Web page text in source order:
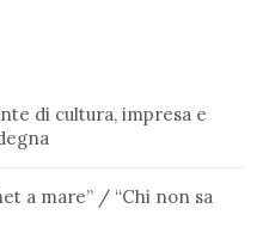
di cultura, impresa e
a mare” / “Chi non sa